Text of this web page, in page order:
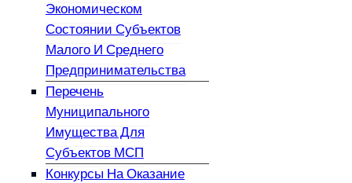
Экономическом
Состоянии Субъектов
Малого И Среднего
Предпринимательства
Перечень
Муниципального
Имущества Для
Субъектов МСП
Конкурсы На Оказание